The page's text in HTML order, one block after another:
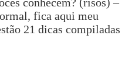
fica aqui meu
21 dicas compiladas